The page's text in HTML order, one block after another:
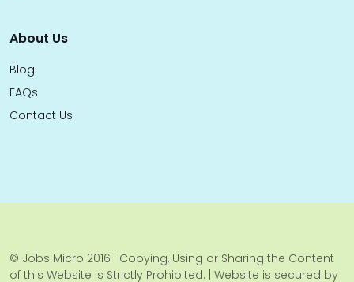
About Us
Blog
FAQs
Contact Us
© Jobs Micro 2016 | Copying, Using or Sharing the Content
of this Website is Strictly Prohibited. | Website is secured by